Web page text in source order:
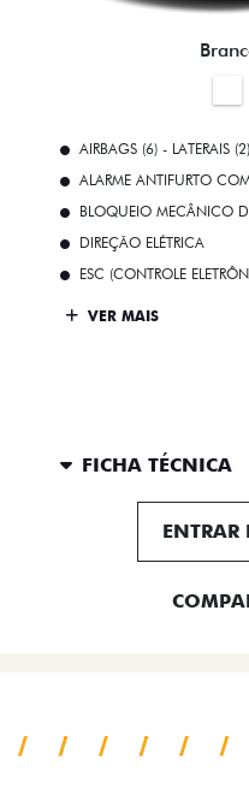
AIRBAGS (6) - LATERAIS
ALARME ANTIFURTO
BLOQUEIO MECÂNICO
DIREÇÃO ELÉTRICA
ESC (CONTROLE
VER MAIS
FICHA TÉCNICA
ENTRAR